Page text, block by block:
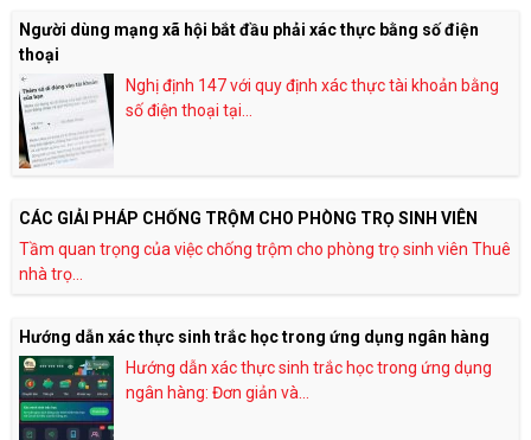
Người dùng mạng xã hội bắt đầu phải xác thực bằng số điện
thoại
Nghị định 147 với quy định xác thực tài khoản bằng
số điện thoại tại...
CÁC GIẢI PHÁP CHỐNG TRỘM CHO PHÒNG TRỌ SINH VIÊN
Tầm quan trọng của việc chống trộm cho phòng trọ sinh viên Thuê
nhà trọ...
Hướng dẫn xác thực sinh trắc học trong ứng dụng ngân hàng
Hướng dẫn xác thực sinh trắc học trong ứng dụng
ngân hàng: Đơn giản và...